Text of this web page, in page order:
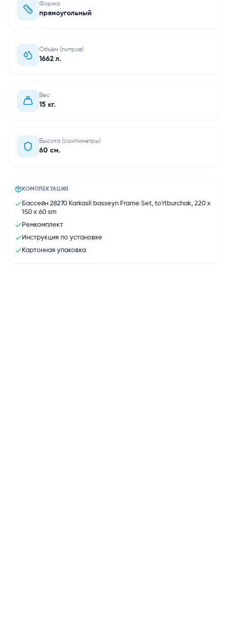
Форма
прямоугольный
Объём (литров)
1662 л.
Вес
15 кг.
Высота (сантиметры)
60 см.
КОМПЛЕКТАЦИЯ
Бассейн 28270 Karkasli basseyn Frame Set, to'rtburchak, 220 x
150 x 60 sm
Ремкомплект
Инструкция по установке
Картонная упаковка